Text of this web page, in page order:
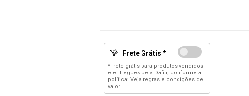
Frete Grátis *
*Frete grátis para produtos vendidos
e entregues pela Dafiti, conforme a
política: Veja regras e condições de
valor.